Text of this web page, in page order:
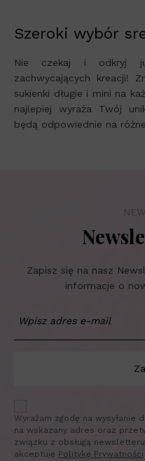
Szeroki wybór
Nie czekaj i odkryj
zachwycających kreacji!
sukienki długie i mini na
najlepiej wyraża Twój
będą odpowiednie na
Zapisz się na nasz
informacje o
Wyrażam zgodę na wysyłanie
na wskazany adres oraz
związku z obsługą
akceptuję Politykę Prywatności